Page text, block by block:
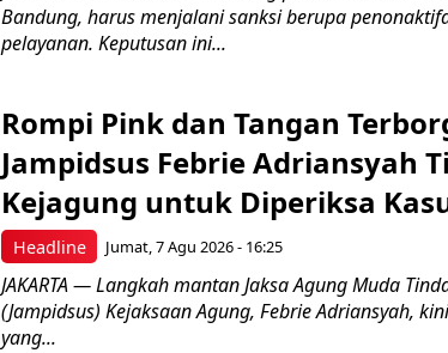
Bandung, harus menjalani sanksi berupa
pelayanan. Keputusan ini...
Headline
Rompi Pink dan Tangan
Jampidsus Febrie Adriansyah
Kejagung untuk Diperiksa
Jumat, 7 Agu 2026 - 16:25
JAKARTA — Langkah mantan Jaksa Agung Muda
(Jampidsus) Kejaksaan Agung, Febrie Adriansyah,
yang...